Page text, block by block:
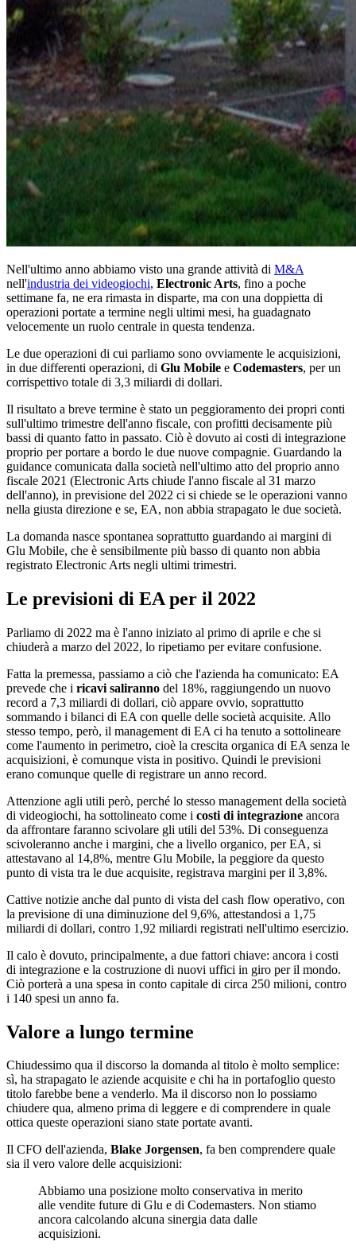
Nell'ultimo anno abbiamo visto una grande attività di M&A
nell'industria dei videogiochi, Electronic Arts, fino a poche
settimane fa, ne era rimasta in disparte, ma con una doppietta di
operazioni portate a termine negli ultimi mesi, ha guadagnato
velocemente un ruolo centrale in questa tendenza.
Le due operazioni di cui parliamo sono ovviamente le acquisizioni,
in due differenti operazioni, di Glu Mobile e Codemasters, per un
corrispettivo totale di 3,3 miliardi di dollari.
Il risultato a breve termine è stato un peggioramento dei propri conti
sull'ultimo trimestre dell'anno fiscale, con profitti decisamente più
bassi di quanto fatto in passato. Ciò è dovuto ai costi di integrazione
proprio per portare a bordo le due nuove compagnie. Guardando la
guidance comunicata dalla società nell'ultimo atto del proprio anno
fiscale 2021 (Electronic Arts chiude l'anno fiscale al 31 marzo
dell'anno), in previsione del 2022 ci si chiede se le operazioni vanno
nella giusta direzione e se, EA, non abbia strapagato le due società.
La domanda nasce spontanea soprattutto guardando ai margini di
Glu Mobile, che è sensibilmente più basso di quanto non abbia
registrato Electronic Arts negli ultimi trimestri.
Le previsioni di EA per il 2022
Parliamo di 2022 ma è l'anno iniziato al primo di aprile e che si
chiuderà a marzo del 2022, lo ripetiamo per evitare confusione.
Fatta la premessa, passiamo a ciò che l'azienda ha comunicato: EA
prevede che i ricavi saliranno del 18%, raggiungendo un nuovo
record a 7,3 miliardi di dollari, ciò appare ovvio, soprattutto
sommando i bilanci di EA con quelle delle società acquisite. Allo
stesso tempo, però, il management di EA ci ha tenuto a sottolineare
come l'aumento in perimetro, cioè la crescita organica di EA senza le
acquisizioni, è comunque vista in positivo. Quindi le previsioni
erano comunque quelle di registrare un anno record.
Attenzione agli utili però, perché lo stesso management della società
di videogiochi, ha sottolineato come i costi di integrazione ancora
da affrontare faranno scivolare gli utili del 53%. Di conseguenza
scivoleranno anche i margini, che a livello organico, per EA, si
attestavano al 14,8%, mentre Glu Mobile, la peggiore da questo
punto di vista tra le due acquisite, registrava margini per il 3,8%.
Cattive notizie anche dal punto di vista del cash flow operativo, con
la previsione di una diminuzione del 9,6%, attestandosi a 1,75
miliardi di dollari, contro 1,92 miliardi registrati nell'ultimo esercizio.
Il calo è dovuto, principalmente, a due fattori chiave: ancora i costi
di integrazione e la costruzione di nuovi uffici in giro per il mondo.
Ciò porterà a una spesa in conto capitale di circa 250 milioni, contro
i 140 spesi un anno fa.
Valore a lungo termine
Chiudessimo qua il discorso la domanda al titolo è molto semplice:
sì, ha strapagato le aziende acquisite e chi ha in portafoglio questo
titolo farebbe bene a venderlo. Ma il discorso non lo possiamo
chiudere qua, almeno prima di leggere e di comprendere in quale
ottica queste operazioni siano state portate avanti.
Il CFO dell'azienda, Blake Jorgensen, fa ben comprendere quale
sia il vero valore delle acquisizioni:
Abbiamo una posizione molto conservativa in merito
alle vendite future di Glu e di Codemasters. Non stiamo
ancora calcolando alcuna sinergia data dalle
acquisizioni.